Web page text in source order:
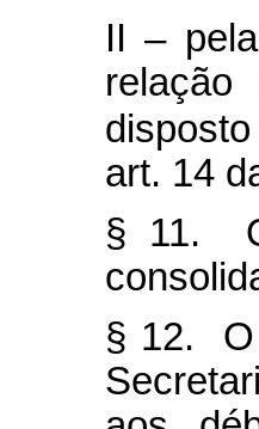
II –
art. 14
§ 11.
§ 12. O